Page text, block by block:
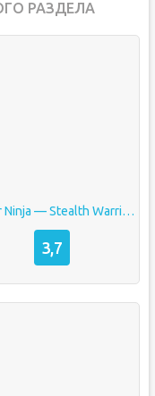
РАЗДЕЛА
Cyber Ninja — Stealth Warrior [Unlocked/без рекламы]
3,7